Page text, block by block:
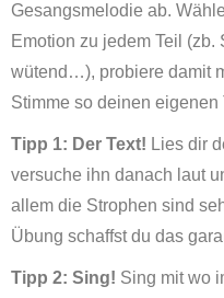
Gesangsmelodie ab.
Emotion zu jedem Teil
wütend…), probiere damit
Stimme so deinen eigenen
Tipp 1: Der Text! Lies dir
versuche ihn danach laut
allem die Strophen sind
Übung schaffst du das
Tipp 2: Sing! Sing mit wo